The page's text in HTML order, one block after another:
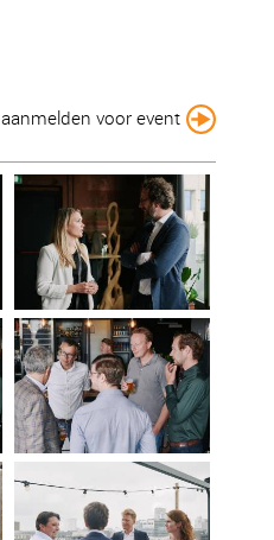
aanmelden voor event